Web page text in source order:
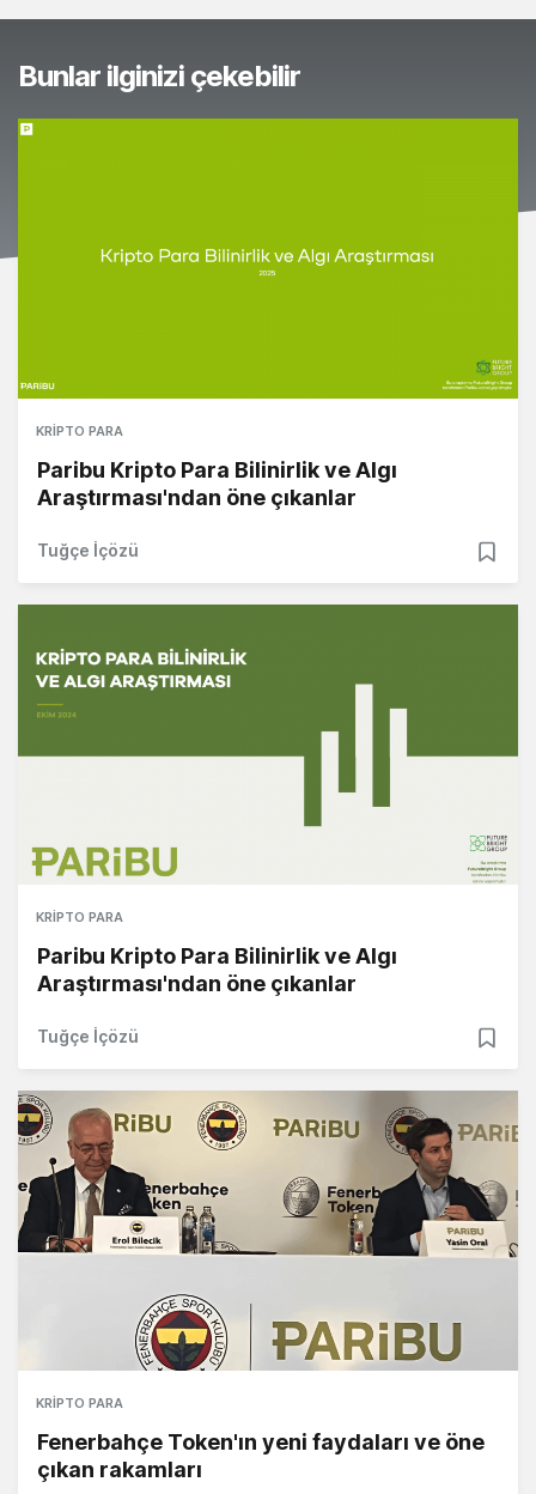
Bunlar ilginizi çekebilir
KRIPTO PARA
Paribu Kripto Para Bilinirlik ve Algı
Araştırması'ndan öne çıkanlar
Tuğçe İçözü
KRIPTO PARA
Paribu Kripto Para Bilinirlik ve Algı
Araştırması'ndan öne çıkanlar
Tuğçe İçözü
KRIPTO PARA
Fenerbahçe Token'ın yeni faydaları ve öne
çıkan rakamları